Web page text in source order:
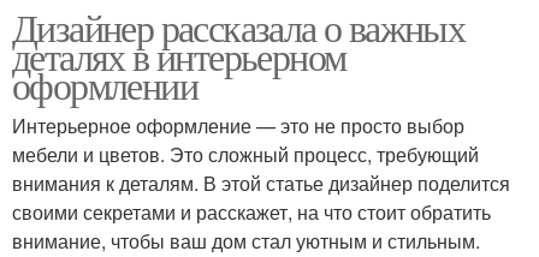
Дизайнер рассказала о важных
деталях в интерьерном
оформлении
Интерьерное оформление — это не просто выбор
мебели и цветов. Это сложный процесс, требующий
внимания к деталям. В этой статье дизайнер поделится
своими секретами и расскажет, на что стоит обратить
внимание, чтобы ваш дом стал уютным и стильным.